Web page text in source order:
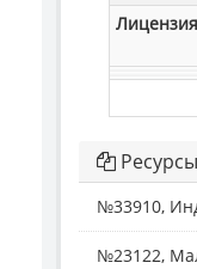
Лицензия
Ресурсы
№33910,
№23122,